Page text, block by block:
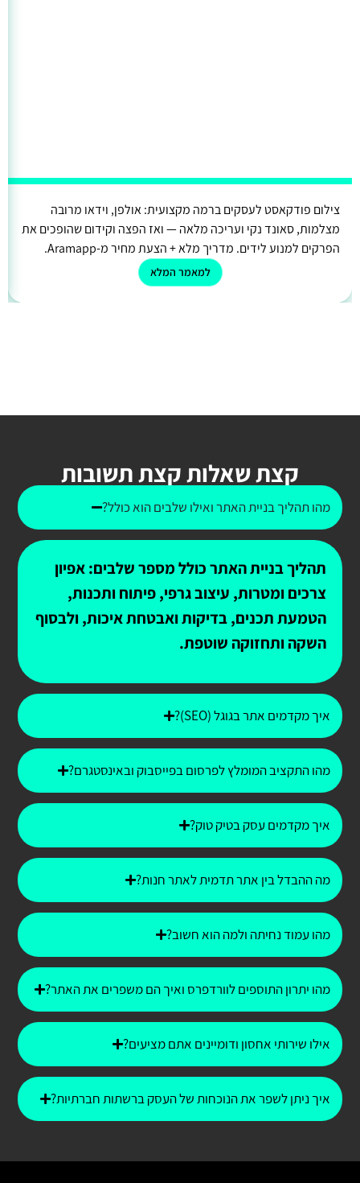
צילום פודקאסט לעסקים ברמה מקצועית: אולפן, וידאו מרובה
מצלמות, סאונד נקי ועריכה מלאה — ואז הפצה וקידום שהופכים את
הפרקים למנוע לידים. מדריך מלא + הצעת מחיר מ-Aramapp.
למאמר המלא
קצת שאלות קצת תשובות
מהו תהליך בניית האתר ואילו שלבים הוא כולל?
תהליך בניית האתר כולל מספר שלבים: אפיון
צרכים ומטרות, עיצוב גרפי, פיתוח ותכנות,
הטמעת תכנים, בדיקות ואבטחת איכות, ולבסוף
השקה ותחזוקה שוטפת.
איך מקדמים אתר בגוגל (SEO)?
מהו התקציב המומלץ לפרסום בפייסבוק ובאינסטגרם?
איך מקדמים עסק בטיק טוק?
מה ההבדל בין אתר תדמית לאתר חנות?
מהו עמוד נחיתה ולמה הוא חשוב?
מהו יתרון התוספים לוורדפרס ואיך הם משפרים את האתר?
אילו שירותי אחסון ודומיינים אתם מציעים?
איך ניתן לשפר את הנוכחות של העסק ברשתות חברתיות?